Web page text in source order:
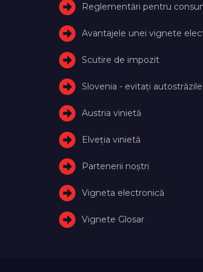
Reglementări pentru
Avantajele unei vignete
Scutire de impozit
Slovenia - evitați autostrăzile
Austria vinietă
Elveţia vinietă
Partenerii noștri
Vigneta electronică
Vignete Glosar